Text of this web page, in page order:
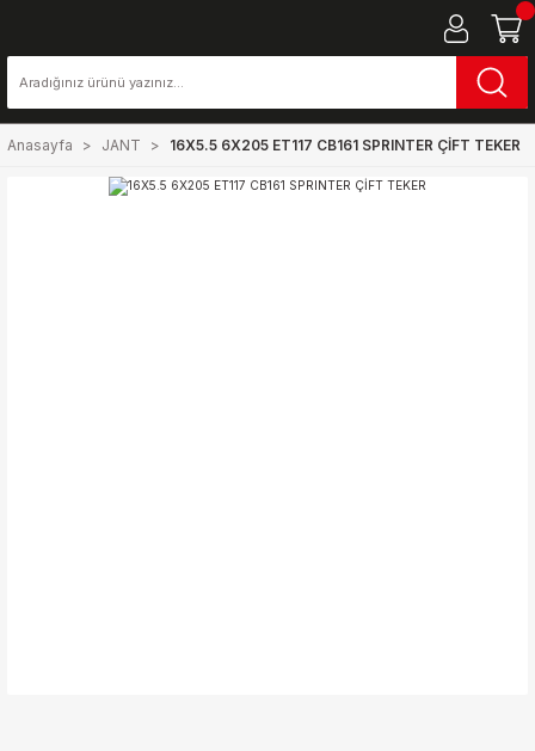
Anasayfa JANT 16X5.5 6X205 ET117 CB161 SPRINTER ÇİFT TEKER